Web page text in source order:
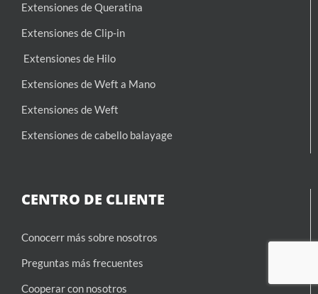
Extensiones de Queratina
Extensiones de Clip-in
Extensiones de Hilo
Extensiones de Weft a Mano
Extensiones de Weft
Extensiones de cabello balayage
CENTRO DE CLIENTE
Conocerr más sobre nosotros
Preguntas más frecuentes
Cooperar con nosotros